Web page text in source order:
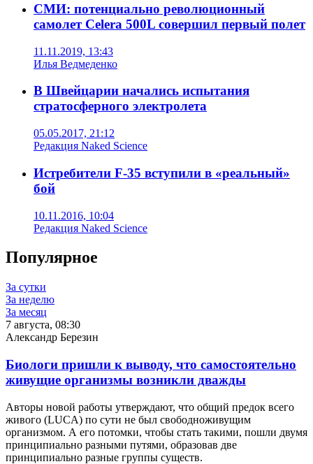
СМИ: потенциально революционный
самолет Celera 500L совершил первый полет
11.11.2019, 13:43
Илья Ведмеденко
В Швейцарии начались испытания
стратосферного электролета
05.05.2017, 21:12
Редакция Naked Science
Истребители F-35 вступили в «реальный»
бой
10.11.2016, 10:04
Редакция Naked Science
Популярное
За сутки
За неделю
За месяц
7 августа, 08:30
Александр Березин
Биологи пришли к выводу, что самостоятельно
живущие организмы возникли дважды
Авторы новой работы утверждают, что общий предок всего
живого (LUCA) по сути не был свободноживущим
организмом. А его потомки, чтобы стать такими, пошли двумя
принципиально разными путями, образовав две
принципиально разные группы существ.